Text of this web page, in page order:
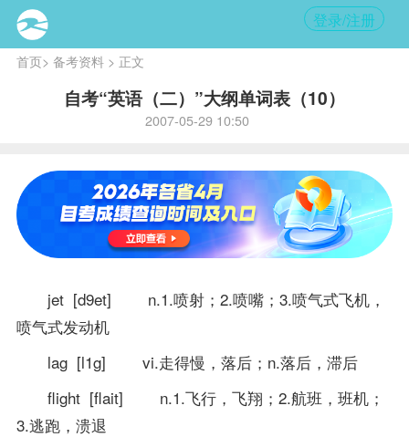
登录/注册
首页> 备考资料> 正文
自考“英语（二）”大纲单词表（10）
2007-05-29 10:50
jet [d9et] n.1.喷射；2.喷嘴；3.喷气式飞机，
喷气式发动机
lag [l1g] vi.走得慢，落后；n.落后，滞后
flight [flait] n.1.飞行，飞翔；2.航班，班机；
3.逃跑，溃退